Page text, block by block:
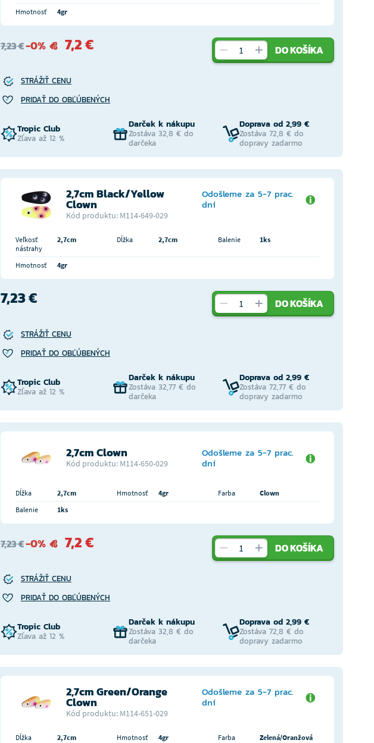
Hmotnosť
4gr
7,23 €-0% 7,2 € DO KOŠÍKA
STRÁŽIŤ CENU
PRIDAŤ DO OBĽÚBENÝCH
Tropic Club
Zľava až 12 %
Darček k nákupu
Zostáva 32,8 € do
darčeka
Doprava od 2,99 €
Zostáva 72,8 € do
dopravy zadarmo
2,7cm Black/Yellow
Clown
Kód produktu: M114-649-029
Odošleme za 5-7 prac.
dní
Veľkosť
nástrahy
2,7cm Dĺžka 2,7cm Balenie 1ks
Hmotnosť 4gr
7,23 € DO KOŠÍKA
STRÁŽIŤ CENU
PRIDAŤ DO OBĽÚBENÝCH
Tropic Club
Zľava až 12 %
Darček k nákupu
Zostáva 32,77 € do
darčeka
Doprava od 2,99 €
Zostáva 72,77 € do
dopravy zadarmo
2,7cm Clown
Kód produktu: M114-650-029
Odošleme za 5-7 prac.
dní
Dĺžka 2,7cm Hmotnosť 4gr Farba
Clown
Balenie
1ks
7,23 €-0% 7,2 € DO KOŠÍKA
STRÁŽIŤ CENU
PRIDAŤ DO OBĽÚBENÝCH
Tropic Club
Zľava až 12 %
Darček k nákupu
Zostáva 32,8 € do
darčeka
Doprava od 2,99 €
Zostáva 72,8 € do
dopravy zadarmo
2,7cm Green/Orange
Clown
Kód produktu: M114-651-029
Odošleme za 5-7 prac.
dní
Dĺžka 2,7cm Hmotnosť 4gr Farba
Zelená/Oranžová